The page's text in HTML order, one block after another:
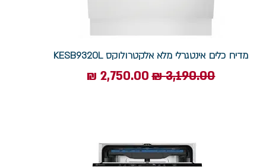
מדיח כלים אינטגרלי מלא אלקטרולוקס KESB9320L
מחיר רגיל‏3,190.00 ‏₪ מחיר מבצע